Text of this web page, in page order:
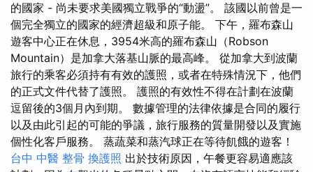
的國家 - 尚未要求美國獨立戰爭的“動盪”。 該國以前曾是一
個完全獨立的國家的經濟超級和原子能。 下午，羅布森山
遊客中心正在休息，3954米高的羅布森山（Robson
Mountain）是加拿大落基山脈的最高峰。 從加拿大到波蘭
旅行的乘客必須持有有效的護照，或者在特殊情況下，他們
的正式文件代替了護照。 護照的有效性不得在計劃在波蘭
逗留後的3個月內到期。 數據管理的法律依據是合同的履行
以及由此引起的可能的爭議，旅行服務的質量開發以及實施
個性化客戶服務。 蒸蔬菜和蒸汽球正在等待飢餓的遊客！
台中 中醫 整骨 換護照 出於技術原因，午餐更容易適應該